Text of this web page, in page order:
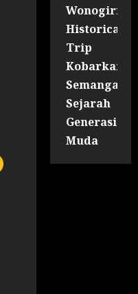
Wonogiri
Historical
Trip
Kobarkan
Semangat
Sejarah
Generasi
Muda